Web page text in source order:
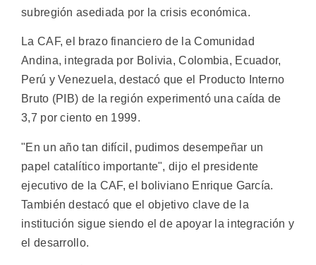
subregión asediada por la crisis económica.
La CAF, el brazo financiero de la Comunidad
Andina, integrada por Bolivia, Colombia, Ecuador,
Perú y Venezuela, destacó que el Producto Interno
Bruto (PIB) de la región experimentó una caída de
3,7 por ciento en 1999.
"En un año tan difícil, pudimos desempeñar un
papel catalítico importante", dijo el presidente
ejecutivo de la CAF, el boliviano Enrique García.
También destacó que el objetivo clave de la
institución sigue siendo el de apoyar la integración y
el desarrollo.